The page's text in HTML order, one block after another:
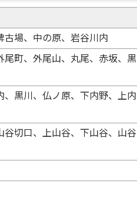
古場、中の原、岩谷川内
町、外尾山、丸尾、赤坂、黒
黒川、仏ノ原、下内野、上内
切口、上山谷、下山谷、山谷